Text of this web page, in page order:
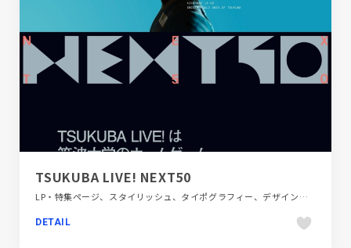
TSUKUBA LIVE! NEXT50
LP・特集ページ、スタイリッシュ、タイポグラフィー、デザイン・アート・音楽・文芸、ブラック系 、ブルー系、大きめ写真、教育・学校
DETAIL